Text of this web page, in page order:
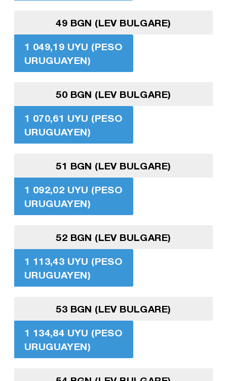
49 BGN (LEV BULGARE)
1 049,19 UYU (PESO
URUGUAYEN)
50 BGN (LEV BULGARE)
1 070,61 UYU (PESO
URUGUAYEN)
51 BGN (LEV BULGARE)
1 092,02 UYU (PESO
URUGUAYEN)
52 BGN (LEV BULGARE)
1 113,43 UYU (PESO
URUGUAYEN)
53 BGN (LEV BULGARE)
1 134,84 UYU (PESO
URUGUAYEN)